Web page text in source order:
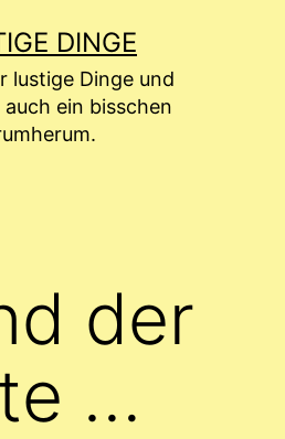
DINGE
lustige Dinge und
ein bisschen
der
…